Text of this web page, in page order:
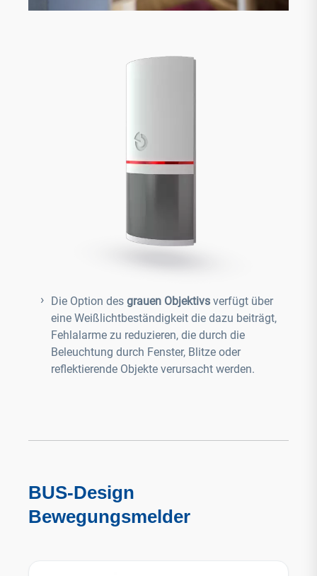
Die Option des grauen Objektivs verfügt über
eine Weißlichtbeständigkeit die dazu beiträgt,
Fehlalarme zu reduzieren, die durch die
Beleuchtung durch Fenster, Blitze oder
reflektierende Objekte verursacht werden.
BUS-Design
Bewegungsmelder